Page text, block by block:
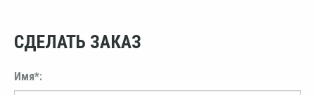
СДЕЛАТЬ ЗАКАЗ
Имя*: